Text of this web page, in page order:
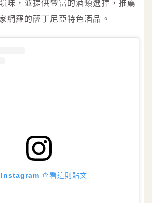
味，並提供豐富的酒類選擇，推薦
網羅的薩丁尼亞特色酒品。
查看這則貼文